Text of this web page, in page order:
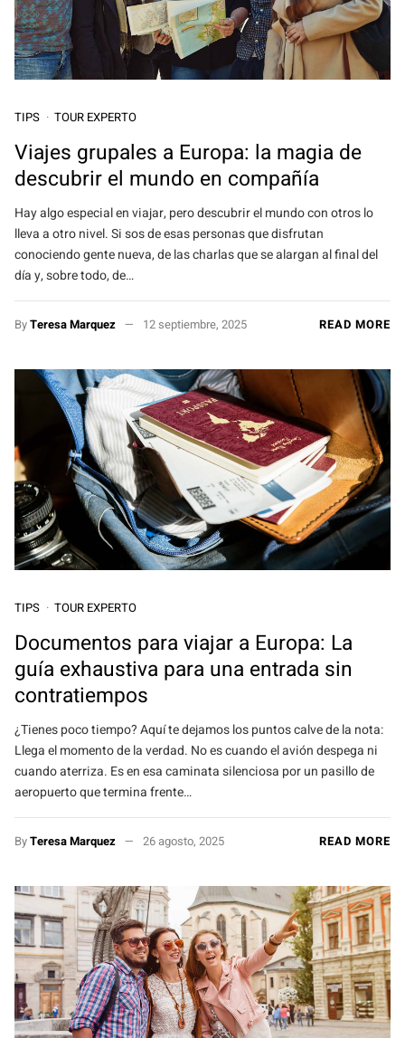
TIPS TOUR EXPERTO
Viajes grupales a Europa: la magia de
descubrir el mundo en compañía
Hay algo especial en viajar, pero descubrir el mundo con otros lo
lleva a otro nivel. Si sos de esas personas que disfrutan
conociendo gente nueva, de las charlas que se alargan al final del
día y, sobre todo, de…
ByTeresa Marquez 12 septiembre, 2025 READ MORE
TIPS TOUR EXPERTO
Documentos para viajar a Europa: La
guía exhaustiva para una entrada sin
contratiempos
¿Tienes poco tiempo? Aquí te dejamos los puntos calve de la nota:
Llega el momento de la verdad. No es cuando el avión despega ni
cuando aterriza. Es en esa caminata silenciosa por un pasillo de
aeropuerto que termina frente…
ByTeresa Marquez 26 agosto, 2025 READ MORE